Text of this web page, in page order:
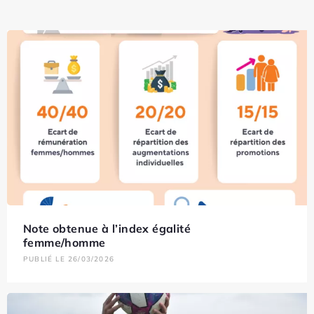
Note obtenue à l’index égalité
femme/homme
PUBLIÉ LE 26/03/2026